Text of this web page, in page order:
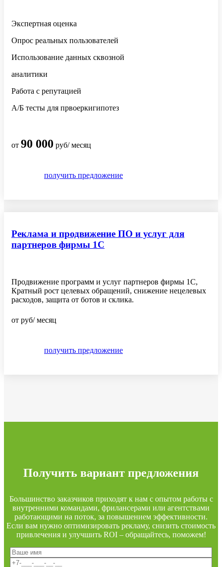
Экспертная оценка
Опрос реальных пользователей
Использование данных сквозной
аналитики
Работа с репутацией
А/Б тесты для првоеркигипотез
от 90 000 руб/ месяц
получить предложение
Реклама и продвижение ПО и услуг для
партнеров фирмы 1С
Продвижение программ и услуг партнеров фирмы 1С,
Кратный рост целевых обращений, снижение нецелевых
расходов, защита от ботов и склика.
от руб/ месяц
получить предложение
Получить вариант предложения
Большинство заказчиков приходят к нам с опытом работы с
внутренними командами, фрилансерами или агентствами
работающими на поток, за повышением эффективности.
Если вам нужно оптимизировать рекламу, снизить стоимость
привлечения и улучшить ROI – обращайтесь, поможем!